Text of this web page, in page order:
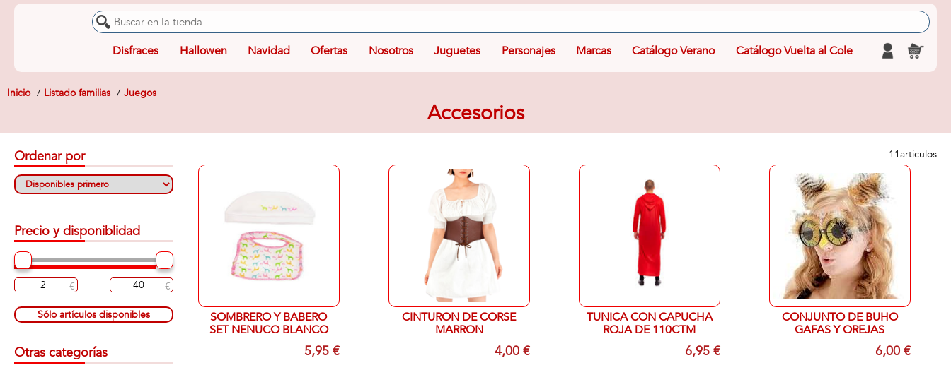
Disfraces Hallowen Navidad Ofertas Nosotros Juguetes Personajes Marcas Catálogo Verano Catálogo Vuelta al Cole
Inicio Listado familias Juegos
Accesorios
11articulos
SOMBRERO Y BABERO
SET NENUCO BLANCO
5,95 €
CINTURON DE CORSE
MARRON
4,00 €
TUNICA CON CAPUCHA
ROJA DE 110CTM
6,95 €
CONJUNTO DE BUHO
GAFAS Y OREJAS
6,00 €
Ordenar por
Precio y disponiblidad
Sólo artículos disponibles
Otras categorías